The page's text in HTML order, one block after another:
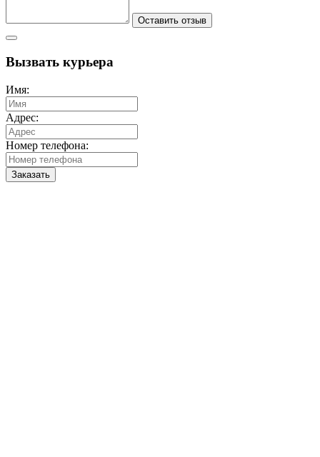
Оставить отзыв
Вызвать курьера
Имя:
Адрес:
Номер телефона:
Заказать